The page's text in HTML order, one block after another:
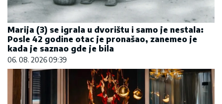
Marija (3) se igrala u dvorištu i samo je nestala:
Posle 42 godine otac je pronašao, zanemeo je
kada je saznao gde je bila
06. 08. 2026 09:39